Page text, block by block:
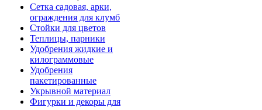
Сетка садовая, арки,
ограждения для клумб
Стойки для цветов
Теплицы, парники
Удобрения жидкие и
килограммовые
Удобрения
пакетированные
Укрывной материал
Фигурки и декоры для